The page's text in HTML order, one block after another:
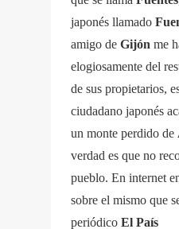
japonés llamado
amigo de Gijón me
elogiosamente del
de sus propietarios,
ciudadano japonés
un monte perdido de
verdad es que no
pueblo. En internet
sobre el mismo que
periódico El País